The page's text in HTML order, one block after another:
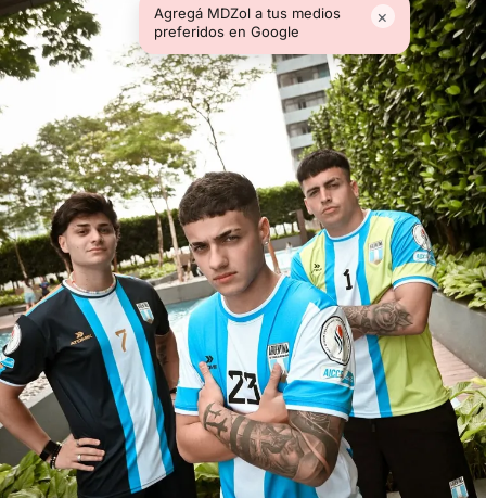
Agregá MDZol a tus medios
preferidos en Google
×